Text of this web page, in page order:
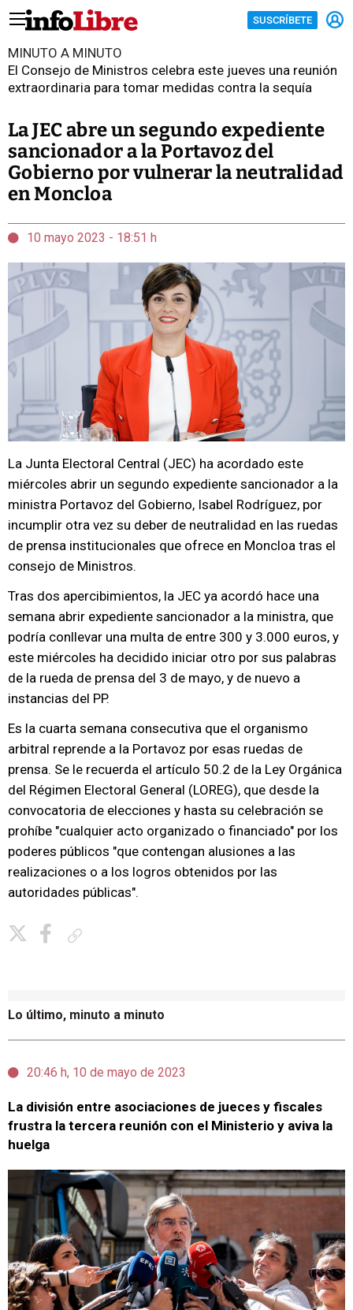
SUSCRÍBETE
MINUTO A MINUTO
El Consejo de Ministros celebra este jueves una reunión
extraordinaria para tomar medidas contra la sequía
La JEC abre un segundo expediente
sancionador a la Portavoz del
Gobierno por vulnerar la neutralidad
en Moncloa
10 mayo 2023 - 18:51 h
La Junta Electoral Central (JEC) ha acordado este
miércoles abrir un segundo expediente sancionador a la
ministra Portavoz del Gobierno, Isabel Rodríguez, por
incumplir otra vez su deber de neutralidad en las ruedas
de prensa institucionales que ofrece en Moncloa tras el
consejo de Ministros.
Tras dos apercibimientos, la JEC ya acordó hace una
semana abrir expediente sancionador a la ministra, que
podría conllevar una multa de entre 300 y 3.000 euros, y
este miércoles ha decidido iniciar otro por sus palabras
de la rueda de prensa del 3 de mayo, y de nuevo a
instancias del PP.
Es la cuarta semana consecutiva que el organismo
arbitral reprende a la Portavoz por esas ruedas de
prensa. Se le recuerda el artículo 50.2 de la Ley Orgánica
del Régimen Electoral General (LOREG), que desde la
convocatoria de elecciones y hasta su celebración se
prohíbe "cualquier acto organizado o financiado" por los
poderes públicos "que contengan alusiones a las
realizaciones o a los logros obtenidos por las
autoridades públicas".
Lo último, minuto a minuto
20:46 h, 10 de mayo de 2023
La división entre asociaciones de jueces y fiscales
frustra la tercera reunión con el Ministerio y aviva la
huelga